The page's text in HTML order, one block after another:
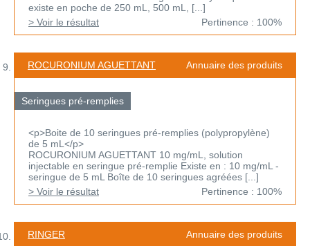
existe en poche de 250 mL, 500 mL, [...]
> Voir le résultat
Pertinence : 100%
ROCURONIUM AGUETTANT Annuaire des produits
Seringues pré-remplies
<p>Boite de 10 seringues pré-remplies (polypropylène)
de 5 mL</p>
ROCURONIUM AGUETTANT 10 mg/mL, solution
injectable en seringue pré-remplie Existe en : 10 mg/mL -
seringue de 5 mL Boîte de 10 seringues agréées [...]
> Voir le résultat
Pertinence : 100%
RINGER Annuaire des produits